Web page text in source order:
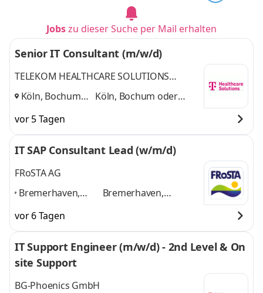
Jobszu dieser Suche per Mail erhalten
Senior IT Consultant (m/w/d)
TELEKOM HEALTHCARE SOLUTIONS
Deutsche Telekom Clinical Solutions GmbH
Köln, Bochum
Köln, Bochum oder
vor 5 Tagen
IT SAP Consultant Lead (w/m/d)
FRoSTA AG
Bremerhaven,
Bobenheim-
Roxheim,
Lommatzsch,
Bydgoszcz,
Bremerhaven,
Lommatzsch,
Bydgoszczund 2
vor 6 Tagen
IT Support Engineer (m/w/d) - 2nd Level & On
site Support
BG-Phoenics GmbH